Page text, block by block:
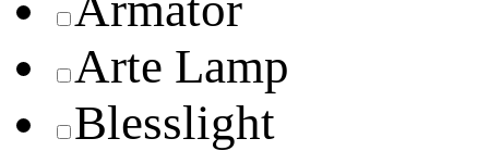
Arte Lamp
Blesslight